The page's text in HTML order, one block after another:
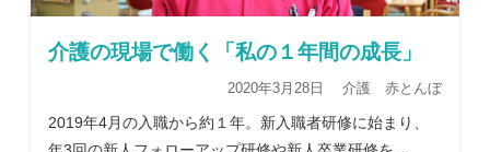
介護の現場で働く「私の１年間の成長」
2020年3月28日 介護 赤とんぼ
2019年4月の入職から約１年。新入職者研修に始まり、